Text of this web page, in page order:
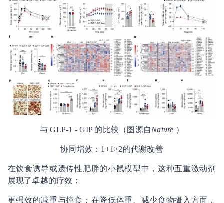
与 GLP-1 - GIP 的比较（图源自Nature ）
协同增效：1+1>2的代谢改善
在饮食诱导或遗传性肥胖的小鼠模型中，这种五重激动剂
展现了卓越的疗效：
更强效的减重与控食：在降低体重、减少食物摄入方面，